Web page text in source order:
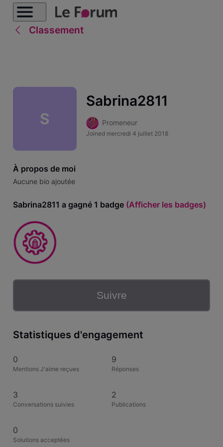
Classement
S
Sabrina2811
Promeneur
Joined mercredi 4 juillet 2018
À propos de moi
Aucune bio ajoutée
Sabrina2811 a gagné 1 badge(Afficher les badges)
Suivre
Statistiques d'engagement
0
Mentions J'aime reçues
9
Réponses
3
Conversations suivies
2
Publications
0
Solutions acceptées